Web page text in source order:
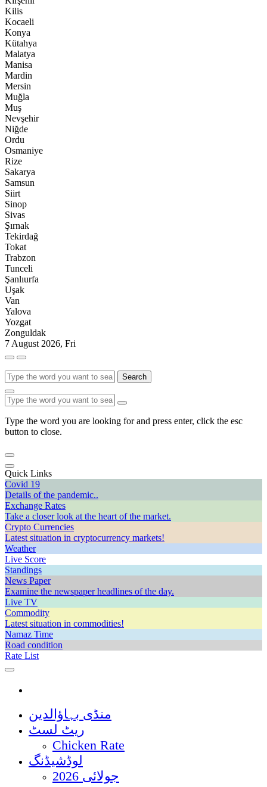
Kilis
Kocaeli
Konya
Kütahya
Malatya
Manisa
Mardin
Mersin
Muğla
Muş
Nevşehir
Niğde
Ordu
Osmaniye
Rize
Sakarya
Samsun
Siirt
Sinop
Sivas
Şırnak
Tekirdağ
Tokat
Trabzon
Tunceli
Şanlıurfa
Uşak
Van
Yalova
Yozgat
Zonguldak
7 August 2026, Fri
Search
Type the word you are looking for and press enter, click the esc
button to close.
Quick Links
Covid 19
Details of the pandemic..
Exchange Rates
Take a closer look at the heart of the market.
Crypto Currencies
Latest situation in cryptocurrency markets!
Weather
Live Score
Standings
News Paper
Examine the newspaper headlines of the day.
Live TV
Commodity
Latest situation in commodities!
Namaz Time
Road condition
Rate List
منڈی بہاؤالدین
ریٹ لسٹ
Chicken Rate
لوڈشیڈنگ
جولائی 2026